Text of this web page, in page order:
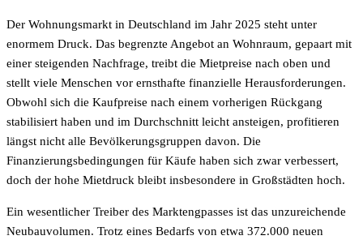
Der Wohnungsmarkt in Deutschland im Jahr 2025 steht unter
enormem Druck. Das begrenzte Angebot an Wohnraum, gepaart mit
einer steigenden Nachfrage, treibt die Mietpreise nach oben und
stellt viele Menschen vor ernsthafte finanzielle Herausforderungen.
Obwohl sich die Kaufpreise nach einem vorherigen Rückgang
stabilisiert haben und im Durchschnitt leicht ansteigen, profitieren
längst nicht alle Bevölkerungsgruppen davon. Die
Finanzierungsbedingungen für Käufe haben sich zwar verbessert,
doch der hohe Mietdruck bleibt insbesondere in Großstädten hoch.
Ein wesentlicher Treiber des Marktengpasses ist das unzureichende
Neubauvolumen. Trotz eines Bedarfs von etwa 372.000 neuen